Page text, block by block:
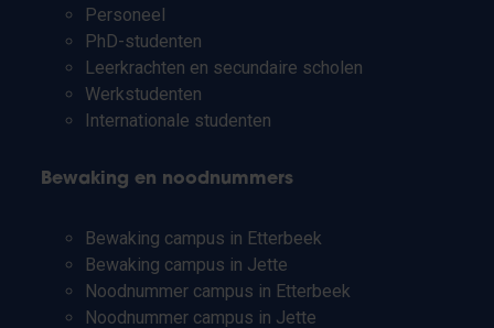
Personeel
PhD-studenten
Leerkrachten en secundaire scholen
Werkstudenten
Internationale studenten
Bewaking en noodnummers
Bewaking campus in Etterbeek
Bewaking campus in Jette
Noodnummer campus in Etterbeek
Noodnummer campus in Jette